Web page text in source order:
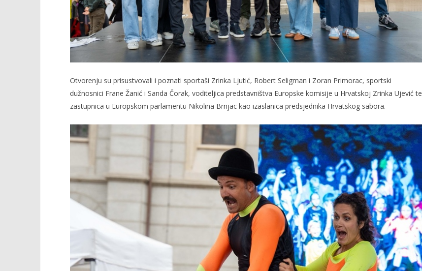
Otvorenju su prisustvovali i poznati sportaši Zrinka Ljutić, Robert Seligman i Zoran Primorac, sportski
dužnosnici Frane Žanić i Sanda Čorak, voditeljica predstavništva Europske komisije u Hrvatskoj Zrinka Ujević te
zastupnica u Europskom parlamentu Nikolina Brnjac kao izaslanica predsjednika Hrvatskog sabora.